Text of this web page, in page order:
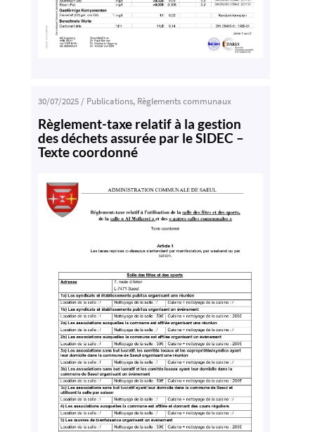
30/07/2025/ Publications, Règlements communaux
Règlement-taxe relatif à la gestion
des déchets assurée par le SIDEC –
Texte coordonné